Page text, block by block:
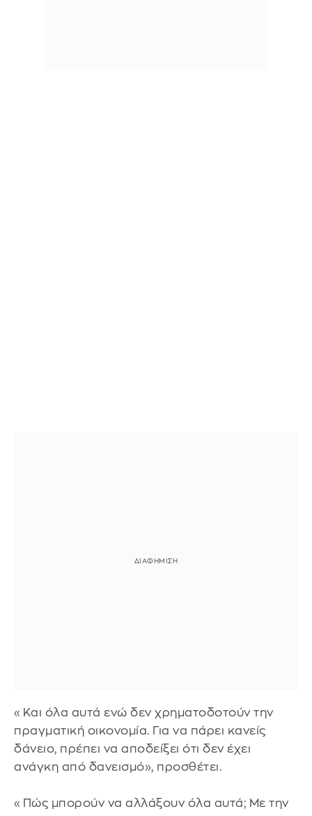
«Και όλα αυτά ενώ δεν χρηματοδοτούν την
πραγματική οικονομία. Για να πάρει κανείς
δάνειο, πρέπει να αποδείξει ότι δεν έχει
ανάγκη από δανεισμό», προσθέτει.
«Πώς μπορούν να αλλάξουν όλα αυτά; Με την